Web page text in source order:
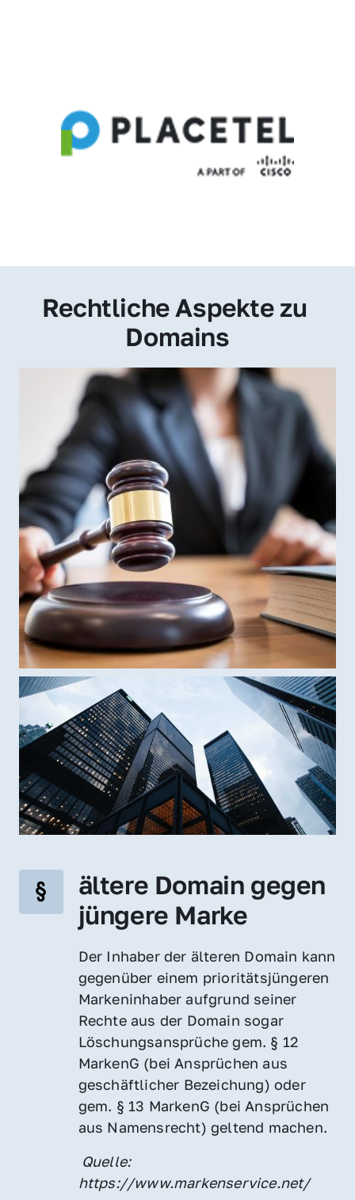
Rechtliche Aspekte zu
Domains
ältere Domain gegen
jüngere Marke
Der Inhaber der älteren Domain kann
gegenüber einem prioritätsjüngeren
Markeninhaber aufgrund seiner
Rechte aus der Domain sogar
Löschungsansprüche gem. § 12
MarkenG (bei Ansprüchen aus
geschäftlicher Bezeichung) oder
gem. § 13 MarkenG (bei Ansprüchen
aus Namensrecht) geltend machen.
https://www.markenservice.net/